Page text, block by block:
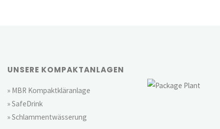
UNSERE KOMPAKTANLAGEN
» MBR Kompaktkläranlage
» SafeDrink
» Schlammentwässerung